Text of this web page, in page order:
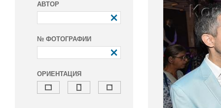
АВТОР
№ ФОТОГРАФИИ
ОРИЕНТАЦИЯ